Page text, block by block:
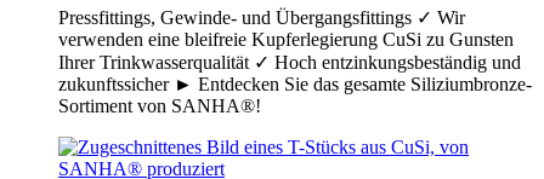
Pressfittings, Gewinde- und Übergangsfittings ✓ Wir
verwenden eine bleifreie Kupferlegierung CuSi zu Gunsten
Ihrer Trinkwasserqualität ✓ Hoch entzinkungsbeständig und
zukunftssicher ► Entdecken Sie das gesamte Siliziumbronze-
Sortiment von SANHA®!